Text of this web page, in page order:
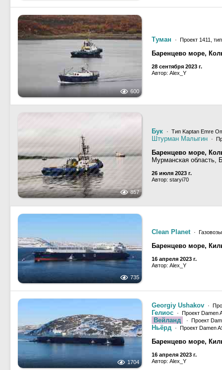
600
Туман · Проект 1411,
Баренцево море,
28 сентября 2023 г.
Автор: Alex_Y
857
Бук · Тип Kaptan Emre
Штурман Малыгин ·
Баренцево море,
Мурманская область,
26 июля 2023 г.
Автор: staryi70
735
Clean Planet ·
Баренцево море,
16 апреля 2023 г.
Автор: Alex_Y
1704
Georgiy Ushakov ·
Гелиос · Проект Damen
Вейланд · Проект
Ньёрд · Проект Damen
Баренцево море,
16 апреля 2023 г.
Автор: Alex_Y